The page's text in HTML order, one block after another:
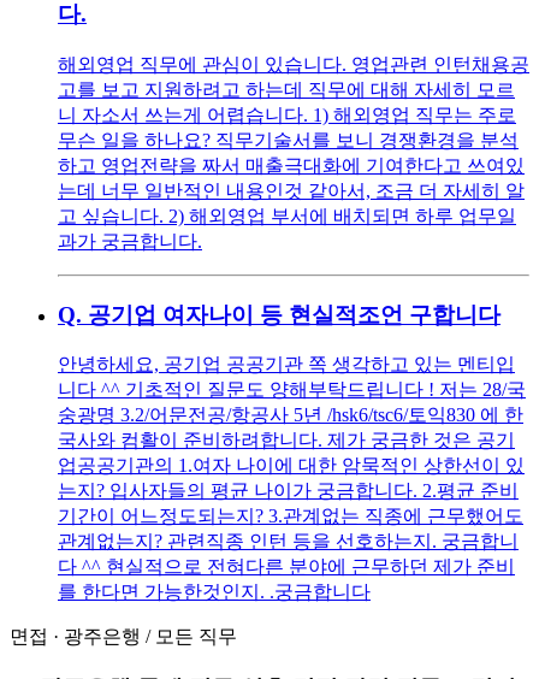
다.
해외영업 직무에 관심이 있습니다. 영업관련 인턴채용공
고를 보고 지원하려고 하는데 직무에 대해 자세히 모르
니 자소서 쓰는게 어렵습니다. 1) 해외영업 직무는 주로
무슨 일을 하나요? 직무기술서를 보니 경쟁환경을 분석
하고 영업전략을 짜서 매출극대화에 기여한다고 쓰여있
는데 너무 일반적인 내용인것 같아서, 조금 더 자세히 알
고 싶습니다. 2) 해외영업 부서에 배치되면 하루 업무일
과가 궁금합니다.
Q. 공기업 여자나이 등 현실적조언 구합니다
안녕하세요, 공기업 공공기관 쪽 생각하고 있는 멘티입
니다 ^^ 기초적인 질문도 양해부탁드립니다 ! 저는 28/국
숭광명 3.2/어문전공/항공사 5년 /hsk6/tsc6/토익830 에 한
국사와 컴활이 준비하려합니다. 제가 궁금한 것은 공기
업공공기관의 1.여자 나이에 대한 암묵적인 상한선이 있
는지? 입사자들의 평균 나이가 궁금합니다. 2.평균 준비
기간이 어느정도되는지? 3.관계없는 직종에 근무했어도
관계없는지? 관련직종 인턴 등을 선호하는지. 궁금합니
다 ^^ 현실적으로 전혀다른 분야에 근무하던 제가 준비
를 한다면 가능한것인지. .궁금합니다
면접 · 광주은행 / 모든 직무